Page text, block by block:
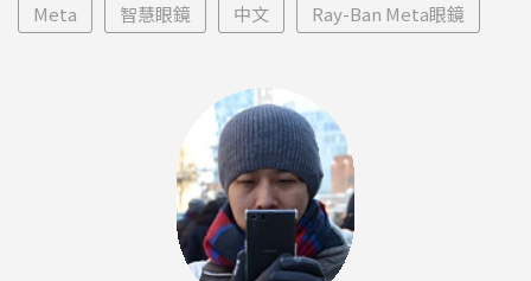
Meta 智慧眼鏡 中文 Ray-Ban Meta眼鏡